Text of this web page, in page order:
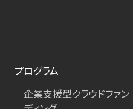
プログラム
企業支援型クラウドファン